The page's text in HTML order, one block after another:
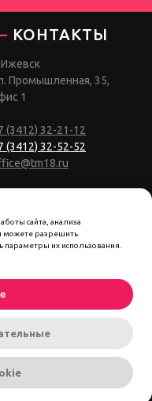
КОНТАКТЫ
Ижевск
Промышленная, 35,
1
(3412) 32-21-12
(3412) 32-52-52
сайта, анализа
можете разрешить
параметры их использования.